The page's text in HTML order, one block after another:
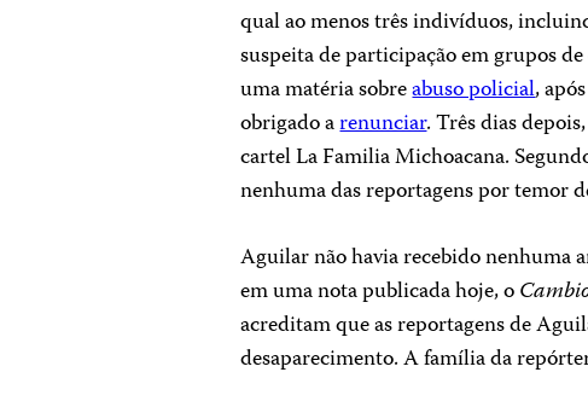
qual ao menos três indivíduos,
suspeita de participação em grupos
uma matéria sobreabuso policial,
obrigado arenunciar. Três dias
cartel La Familia Michoacana.
nenhuma das reportagens por temor
Aguilar não havia recebido nenhuma
em uma nota publicada hoje, o
acreditam que as reportagens de
desaparecimento.A família da